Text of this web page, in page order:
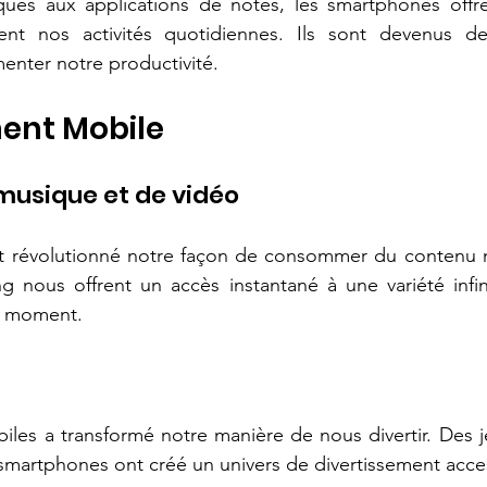
nos activités quotidiennes. Ils sont devenus
notre productivité.
Mobile
et de vidéo
révolutionné notre façon de consommer du contenu
nous offrent un accès instantané à une variété
a transformé notre manière de nous divertir. Des
ont créé un univers de divertissement